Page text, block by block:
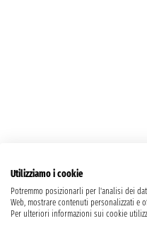
Utilizziamo i cookie
Potremmo posizionarli per l'analisi dei
Web, mostrare contenuti personalizzati e
Per ulteriori informazioni sui cookie